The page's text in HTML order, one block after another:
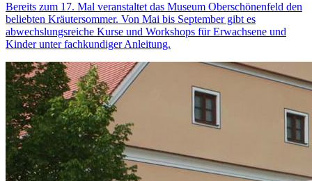
Bereits zum 17. Mal veranstaltet das Museum Oberschönenfeld den
beliebten Kräutersommer. Von Mai bis September gibt es
abwechslungsreiche Kurse und Workshops für Erwachsene und
Kinder unter fachkundiger Anleitung.